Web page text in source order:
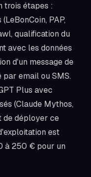
trois étapes :
PAP,
qualification du
avec les données
d'un message de
email ou SMS.
Plus avec
(Claude Mythos,
de déployer ce
est
à 250 € pour un